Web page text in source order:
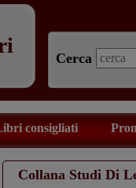
Cerca
consigliati
Collana Studi Di